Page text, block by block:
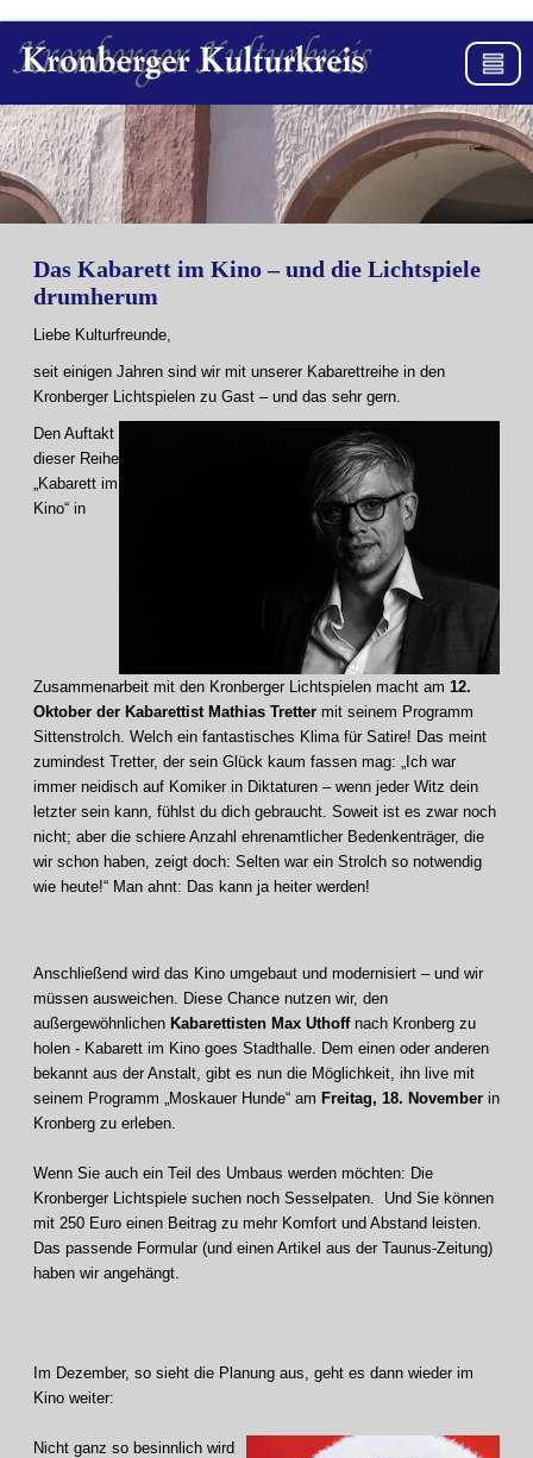
Das Kabarett im Kino – und die Lichtspiele
drumherum
Liebe Kulturfreunde,
seit einigen Jahren sind wir mit unserer Kabarettreihe in den
Kronberger Lichtspielen zu Gast – und das sehr gern.
Den Auftakt
dieser Reihe
„Kabarett im
Kino“ in
Zusammenarbeit mit den Kronberger Lichtspielen macht am 12.
Oktober der Kabarettist Mathias Tretter mit seinem Programm
Sittenstrolch. Welch ein fantastisches Klima für Satire! Das meint
zumindest Tretter, der sein Glück kaum fassen mag: „Ich war
immer neidisch auf Komiker in Diktaturen – wenn jeder Witz dein
letzter sein kann, fühlst du dich gebraucht. Soweit ist es zwar noch
nicht; aber die schiere Anzahl ehrenamtlicher Bedenkenträger, die
wir schon haben, zeigt doch: Selten war ein Strolch so notwendig
wie heute!“ Man ahnt: Das kann ja heiter werden!
Anschließend wird das Kino umgebaut und modernisiert – und wir
müssen ausweichen. Diese Chance nutzen wir, den
außergewöhnlichen Kabarettisten Max Uthoff nach Kronberg zu
holen - Kabarett im Kino goes Stadthalle. Dem einen oder anderen
bekannt aus der Anstalt, gibt es nun die Möglichkeit, ihn live mit
seinem Programm „Moskauer Hunde“ am Freitag, 18. November in
Kronberg zu erleben.
Wenn Sie auch ein Teil des Umbaus werden möchten: Die
Kronberger Lichtspiele suchen noch Sesselpaten. Und Sie können
mit 250 Euro einen Beitrag zu mehr Komfort und Abstand leisten.
Das passende Formular (und einen Artikel aus der Taunus-Zeitung)
haben wir angehängt.
Im Dezember, so sieht die Planung aus, geht es dann wieder im
Kino weiter:
Nicht ganz so besinnlich wird